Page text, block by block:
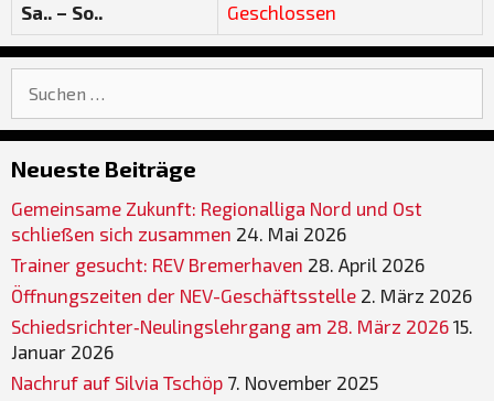
Sa.. – So..
Geschlossen
nach:
Neueste Beiträge
Gemeinsame Zukunft: Regionalliga Nord und Ost
schließen sich zusammen 24. Mai 2026
Trainer gesucht: REV Bremerhaven 28. April 2026
Öffnungszeiten der NEV-Geschäftsstelle 2. März 2026
Schiedsrichter‐Neulingslehrgang am 28. März 2026 15.
Januar 2026
Nachruf auf Silvia Tschöp 7. November 2025